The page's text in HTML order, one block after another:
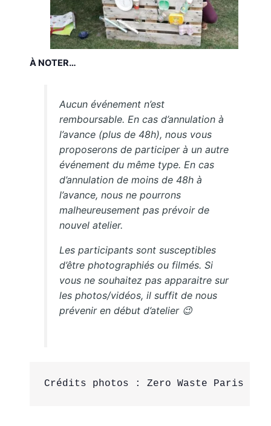
À NOTER…
Aucun événement n’est
remboursable. En cas d’annulation à
l’avance (plus de 48h), nous vous
proposerons de participer à un autre
événement du même type. En cas
d’annulation de moins de 48h à
l’avance, nous ne pourrons
malheureusement pas prévoir de
nouvel atelier.
Les participants sont susceptibles
d’être photographiés ou filmés. Si
vous ne souhaitez pas apparaitre sur
les photos/vidéos, il suffit de nous
prévenir en début d’atelier 😉
Crédits photos : Zero Waste Paris